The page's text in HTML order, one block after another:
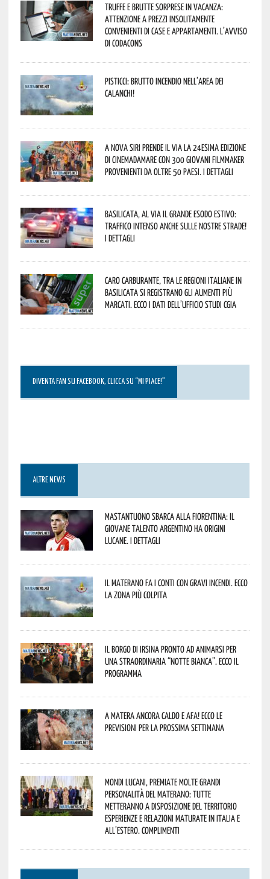
Truffe e brutte sorprese in vacanza:
attenzione a prezzi insolitamente
convenienti di case e appartamenti. L’avviso
di Codacons
Pisticci: brutto incendio nell’area dei
Calanchi!
A Nova Siri prende il via la 24esima edizione
di Cinemadamare con 300 giovani filmmaker
provenienti da oltre 50 Paesi. I dettagli
Basilicata, al via il grande esodo estivo:
traffico intenso anche sulle nostre strade!
I dettagli
Caro carburante, tra le regioni italiane in
Basilicata si registrano gli aumenti più
marcati. Ecco i dati dell’Ufficio studi CGIA
DIVENTA FAN SU FACEBOOK, CLICCA SU “MI PIACE!”
ALTRE NEWS
Mastantuono sbarca alla Fiorentina: il
giovane talento argentino ha origini
lucane. I dettagli
Il materano fa i conti con gravi incendi. Ecco
la zona più colpita
Il borgo di Irsina pronto ad animarsi per
una straordinaria “Notte Bianca”. Ecco il
programma
A Matera ancora caldo e afa! Ecco le
previsioni per la prossima settimana
Mondi lucani, premiate molte grandi
personalità del materano: tutte
metteranno a disposizione del territorio
esperienze e relazioni maturate in Italia e
all’estero. Complimenti